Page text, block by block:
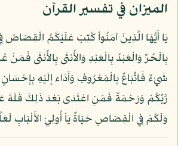
الميزان في تفسير القرآن
يَا أَيُّهَا الَّذِينَ آمَنُواْ كُتِبَ عَلَيْكُمُ الْقِصَاصُ
بِالْحُرِّ وَالْعَبْدُ بِالْعَبْدِ وَالأُنثَى بِالأُنثَى
شَيْءٌ فَاتِّبَاعٌ بِالْمَعْرُوفِ وَأَدَاء إِلَيْهِ
وَلَكُمْ فِي الْقِصَاصِ حَيَاةٌ يَاْ أُولِيْ الأَلْبَابِ